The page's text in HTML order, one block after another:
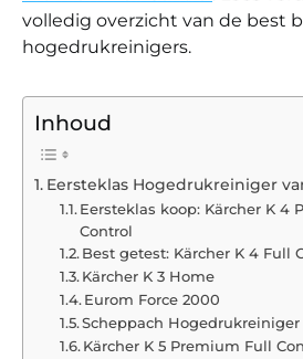
volledig overzicht van de best
hogedrukreinigers.
Inhoud
Eersteklas Hogedrukreiniger
Eersteklas koop: Kärcher K 4
Control
Best getest: Kärcher K 4 Full
Kärcher K 3 Home
Eurom Force 2000
Scheppach Hogedrukreiniger
Kärcher K 5 Premium Full